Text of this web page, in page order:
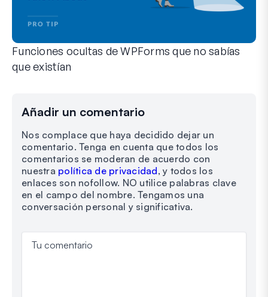
Funciones ocultas de WPForms que no sabías
que existían
Añadir un comentario
Nos complace que haya decidido dejar un
comentario. Tenga en cuenta que todos los
comentarios se moderan de acuerdo con
nuestra política de privacidad, y todos los
enlaces son nofollow. NO utilice palabras clave
en el campo del nombre. Tengamos una
conversación personal y significativa.
Tu comentario